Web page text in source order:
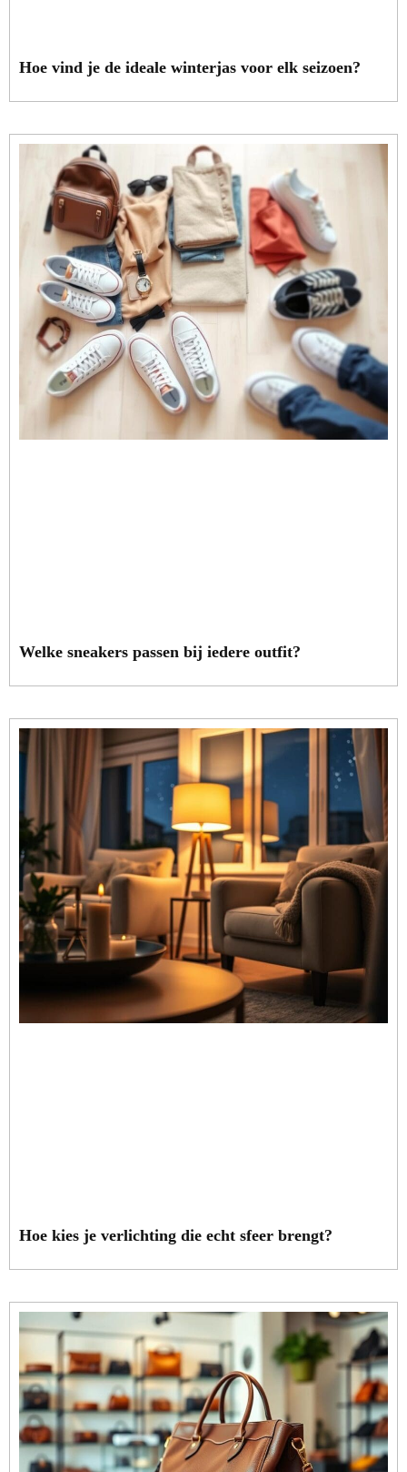
Hoe vind je de ideale winterjas voor elk seizoen?
Welke sneakers passen bij iedere outfit?
Hoe kies je verlichting die echt sfeer brengt?